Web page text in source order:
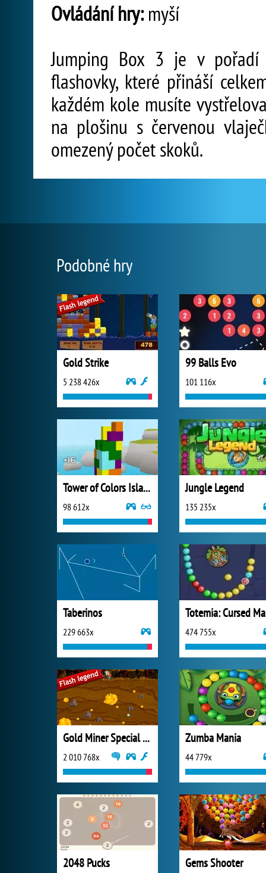
Ovládání hry:myší
Jumping Box 3 je v
flashovky, které přináší
každém kole musíte
na plošinu s červenou
omezený počet skoků.
Podobné hry
Gold Strike
5 238 426x
99 Balls Evo
101 116x
Tower of Colors Island Edition
98 612x
Jungle Legend
135 235x
Taberinos
229 663x 474 755x
Gold Miner Special Edition
2 010 768x
Zumba Mania
44 779x
2048 Pucks Gems Shooter